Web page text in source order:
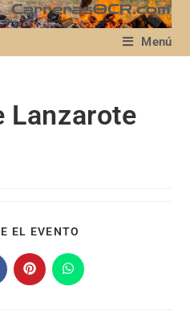
Menú
Lanzarote
EL EVENTO